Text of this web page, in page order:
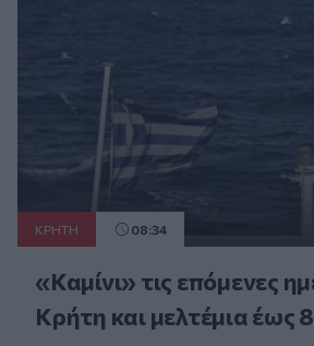
ΚΡΗΤΗ 08:34
«Καμίνι» τις επόμενες
Κρήτη και μελτέμια έως